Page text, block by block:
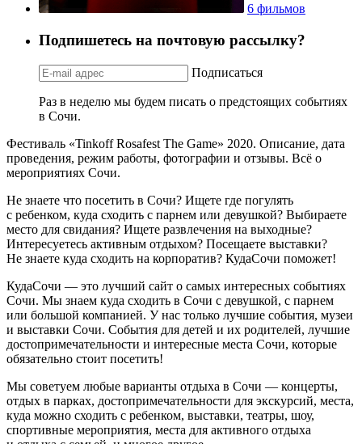
6 фильмов
Подпишетесь на почтовую рассылку?
Подписаться
Раз в неделю мы будем писать о предстоящих событиях
в Сочи.
Фестиваль «Tinkoff Rosafest The Game» 2020. Описание, дата
проведения, режим работы, фотографии и отзывы. Всё о
мероприятиях Сочи.
Не знаете что посетить в Сочи? Ищете где погулять
с ребенком, куда сходить с парнем или девушкой? Выбираете
место для свидания? Ищете развлечения на выходные?
Интересуетесь активным отдыхом? Посещаете выставки?
Не знаете куда сходить на корпоратив? КудаСочи поможет!
КудаСочи — это лучший сайт о самых интересных событиях
Сочи. Мы знаем куда сходить в Сочи с девушкой, с парнем
или большой компанией. У нас только лучшие события, музеи
и выставки Сочи. События для детей и их родителей, лучшие
достопримечательности и интересные места Сочи, которые
обязательно стоит посетить!
Мы советуем любые варианты отдыха в Сочи — концерты,
отдых в парках, достопримечательности для экскурсий, места,
куда можно сходить с ребенком, выставки, театры, шоу,
спортивные мероприятия, места для активного отдыха